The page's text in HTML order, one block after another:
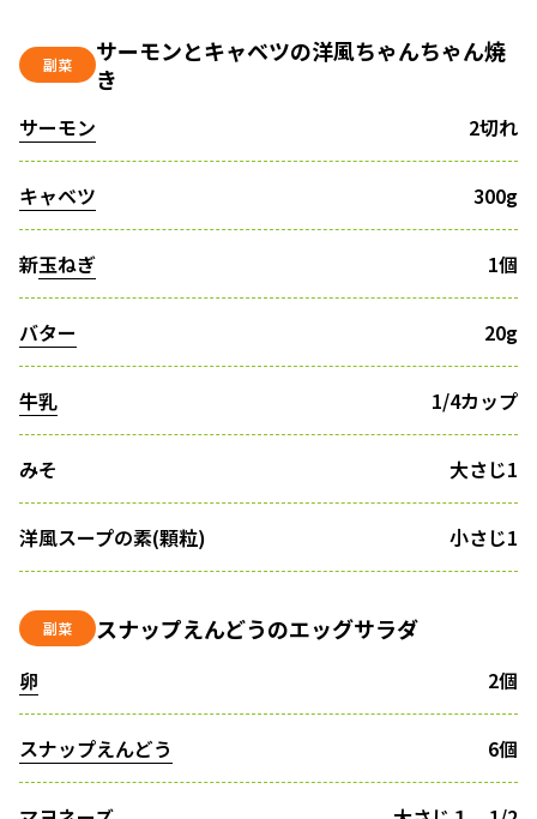
副菜
サーモンとキャベツの洋風ちゃんちゃん焼
き
サーモン 2切れ
キャベツ 300g
新玉ねぎ 1個
バター 20g
牛乳 1/4カップ
みそ 大さじ1
洋風スープの素(顆粒) 小さじ1
副菜 スナップえんどうのエッグサラダ
卵 2個
スナップえんどう 6個